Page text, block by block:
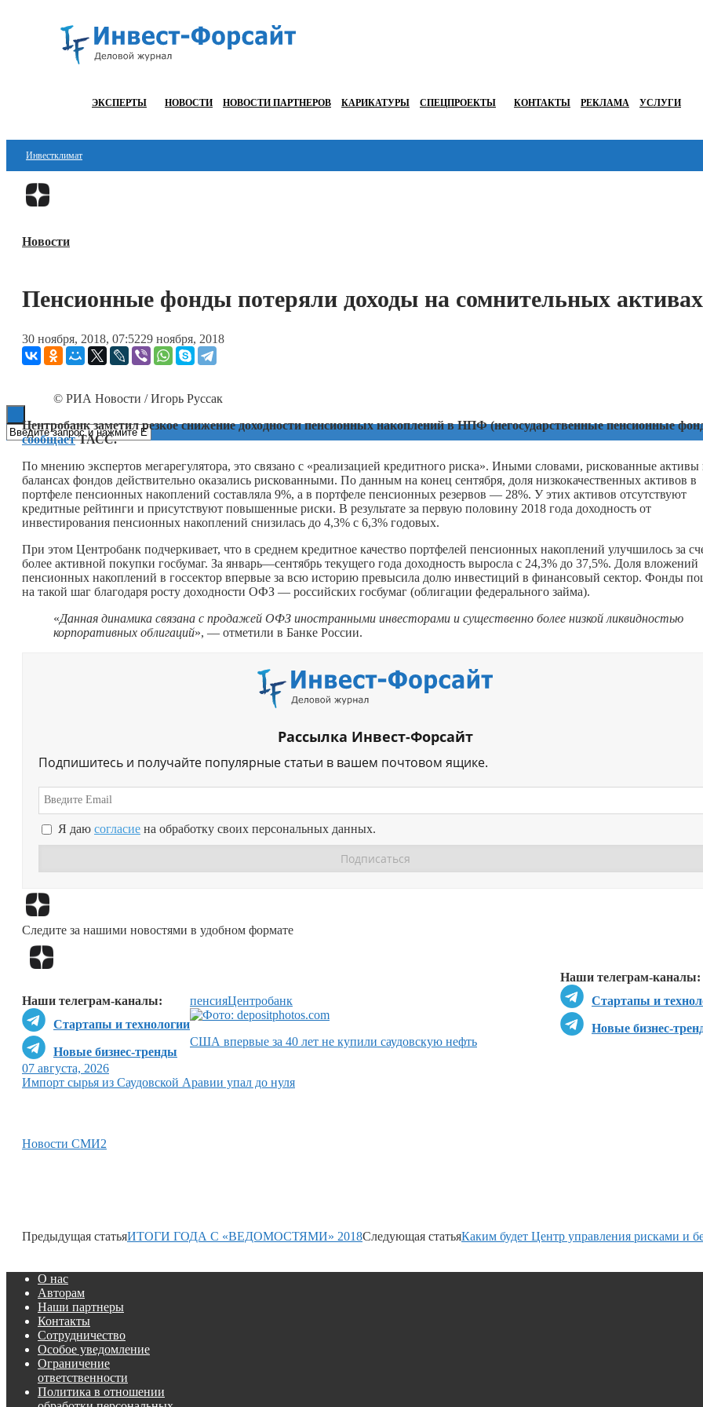
ЭКСПЕРТЫ НОВОСТИ НОВОСТИ ПАРТНЕРОВ КАРИКАТУРЫ СПЕЦПРОЕКТЫ КОНТАКТЫ РЕКЛАМА УСЛУГИ
Инвестклимат
Финансы
Блокчейн
ESG
Новости
Пенсионные фонды потеряли доходы на сомнительных активах
30 ноября, 2018, 07:5229 ноября, 2018
© РИА Новости / Игорь Руссак
Центробанк заметил резкое снижение доходности пенсионных накоплений в НПФ (негосударственные пенсионные
сообщаетТАСС.
По мнению экспертов мегарегулятора, это связано с «реализацией кредитного риска». Иными словами, рискованные активы
балансах фондов действительно оказались рискованными. По данным на конец сентября, доля низкокачественных активов в
портфеле пенсионных накоплений составляла 9%, а в портфеле пенсионных резервов — 28%. У этих активов отсутствуют
кредитные рейтинги и присутствуют повышенные риски. В результате за первую половину 2018 года доходность от
инвестирования пенсионных накоплений снизилась до 4,3% с 6,3% годовых.
При этом Центробанк подчеркивает, что в среднем кредитное качество портфелей пенсионных накоплений улучшилось за
более активной покупки госбумаг. За январь—сентябрь текущего года доходность выросла с 24,3% до 37,5%. Доля вложений
пенсионных накоплений в госсектор впервые за всю историю превысила долю инвестиций в финансовый сектор. Фонды
на такой шаг благодаря росту доходности ОФЗ — российских госбумаг (облигации федерального займа).
«Данная динамика связана с продажей ОФЗ иностранными инвесторами и существенно более низкой ликвидностью
корпоративных облигаций», — отметили в Банке России.
Рассылка Инвест-Форсайт
Подпишитесь и получайте популярные статьи в вашем почтовом ящике.
Я даю согласие на обработку своих персональных данных.
Следите за нашими новостями в удобном формате
Наши телеграм-каналы:
Стартапы и
Новые бизнес-
Наши телеграм-каналы:
Стартапы и технологии
Новые бизнес-тренды
пенсияЦентробанк
США впервые за 40 лет не купили саудовскую нефть
07 августа, 2026
Импорт сырья из Саудовской Аравии упал до нуля
Новости СМИ2
Предыдущая статьяИТОГИ ГОДА С «ВЕДОМОСТЯМИ» 2018Следующая статьяКаким будет Центр управления рисками и
О нас
Авторам
Наши партнеры
Контакты
Сотрудничество
Особое уведомление
Ограничение
ответственности
Политика в отношении